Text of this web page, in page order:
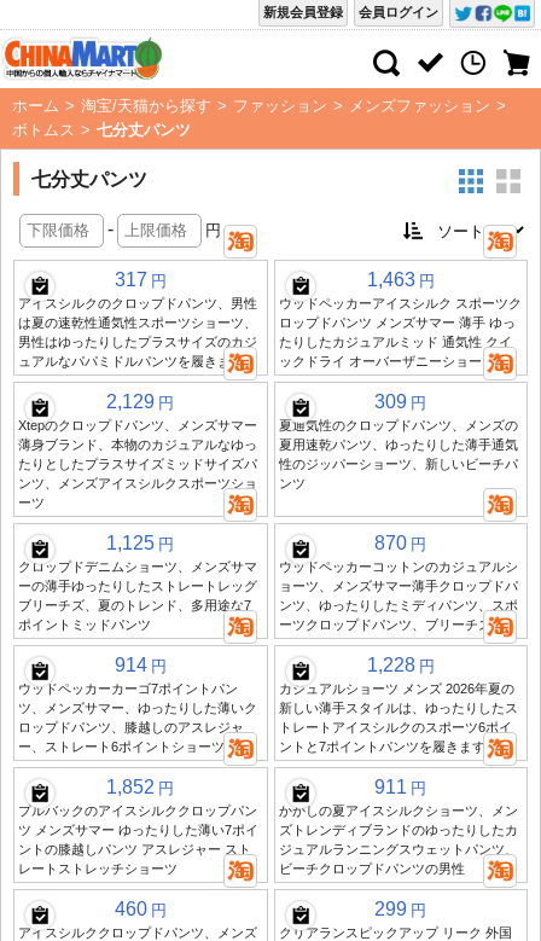
会員ログイン
新規会員登録
ホーム > 淘宝/天猫から探す > ファッション > メンズファッション >
ボトムス > 七分丈パンツ
七分丈パンツ
- 円
317 円
アイスシルクのクロップドパンツ、男性
は夏の速乾性通気性スポーツショーツ、
男性はゆったりしたプラスサイズのカジ
ュアルなパパミドルパンツを履きます
1,463 円
ウッドペッカーアイスシルク スポーツク
ロップドパンツ メンズサマー 薄手 ゆっ
たりしたカジュアルミッド 通気性 クイ
ックドライ オーバーザニーショーツ
2,129 円
Xtepのクロップドパンツ、メンズサマー
薄身ブランド、本物のカジュアルなゆっ
たりとしたプラスサイズミッドサイズパ
ンツ、メンズアイスシルクスポーツショ
ーツ
309 円
夏通気性のクロップドパンツ、メンズの
夏用速乾パンツ、ゆったりした薄手通気
性のジッパーショーツ、新しいビーチパ
ンツ
1,125 円
クロップドデニムショーツ、メンズサマ
ーの薄手ゆったりしたストレートレッグ
ブリーチズ、夏のトレンド、多用途な7
ポイントミッドパンツ
870 円
ウッドペッカーコットンのカジュアルシ
ョーツ、メンズサマー薄手クロップドパ
ンツ、ゆったりしたミディパンツ、スポ
ーツクロップドパンツ、ブリーチズ
914 円
ウッドペッカーカーゴ7ポイントパン
ツ、メンズサマー、ゆったりした薄いク
ロップドパンツ、膝越しのアスレジャ
ー、ストレート6ポイントショーツ
1,228 円
カジュアルショーツ メンズ 2026年夏の
新しい薄手スタイルは、ゆったりしたス
トレートアイスシルクのスポーツ6ポイ
ントと7ポイントパンツを履きます
1,852 円
プルバックのアイスシルククロップパン
ツ メンズサマー ゆったりした薄い7ポイ
ントの膝越しパンツ アスレジャー スト
レートストレッチショーツ
911 円
かかしの夏アイスシルクショーツ、メン
ズトレンディブランドのゆったりしたカ
ジュアルランニングスウェットパンツ、
ビーチクロップドパンツの男性
460 円
アイスシルククロップドパンツ、メンズ
299 円
クリアランスピックアップ リーク 外国